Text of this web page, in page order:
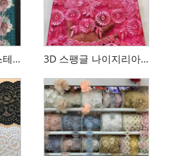
3D 플라워 폴리에스테르 트림 3D 스팽글 나이지리아 레이스